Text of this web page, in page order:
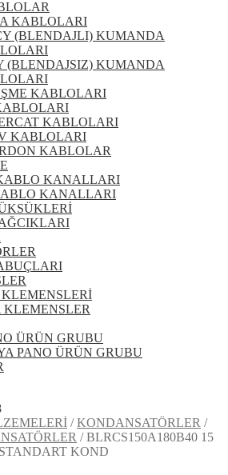
KABLOLARI
(BLENDAJLI) KUMANDA
(BLENDAJSIZ) KUMANDA
KABLOLARI
KABLOLARI
KABLOLARI
KABLOLAR
KANALLARI
KANALLARI
KLEMENSLER
ÜRÜN GRUBU
PANO ÜRÜN GRUBU
/KONDANSATÖRLER /
/BLRCS150A180B40 15
KOND